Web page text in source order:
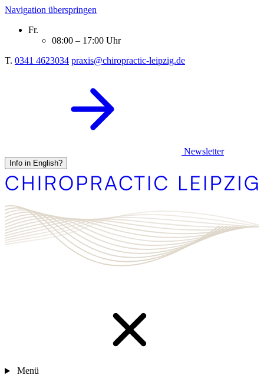
Navigation überspringen
Fr.
08:00 – 17:00 Uhr
T. 0341 4623034 praxis@chiropractic-leipzig.de
Newsletter
Info in English?
Menü